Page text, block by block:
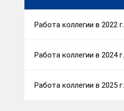
Работа коллегии в 2022 г.
Работа коллегии в 2024 г.
Работа коллегии в 2025 г.